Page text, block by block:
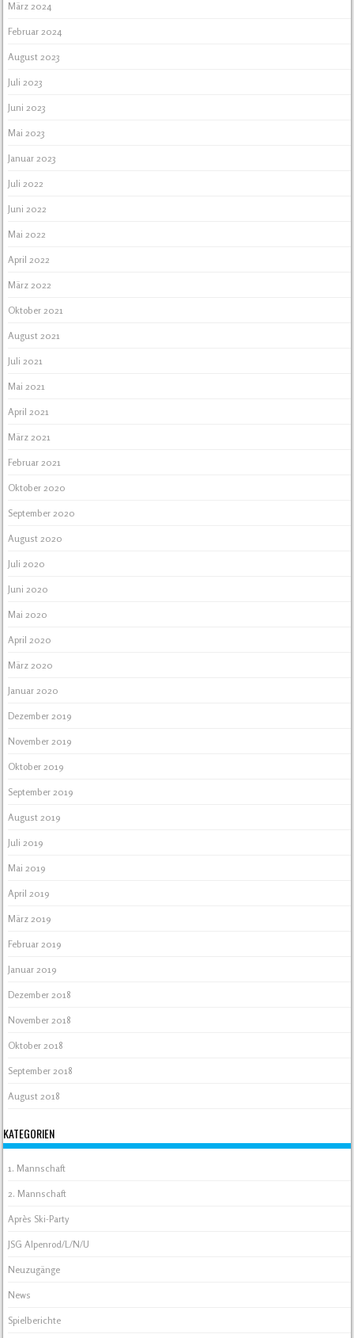
März 2024
Februar 2024
August 2023
Juli 2023
Juni 2023
Mai 2023
Januar 2023
Juli 2022
Juni 2022
Mai 2022
April 2022
März 2022
Oktober 2021
August 2021
Juli 2021
Mai 2021
April 2021
März 2021
Februar 2021
Oktober 2020
September 2020
August 2020
Juli 2020
Juni 2020
Mai 2020
April 2020
März 2020
Januar 2020
Dezember 2019
November 2019
Oktober 2019
September 2019
August 2019
Juli 2019
Mai 2019
April 2019
März 2019
Februar 2019
Januar 2019
Dezember 2018
November 2018
Oktober 2018
September 2018
August 2018
KATEGORIEN
1. Mannschaft
2. Mannschaft
Après Ski-Party
JSG Alpenrod/L/N/U
Neuzugänge
News
Spielberichte